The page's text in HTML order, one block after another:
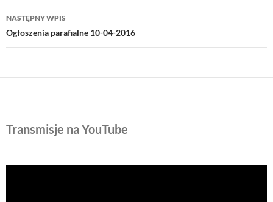
NASTĘPNY WPIS
Ogłoszenia parafialne 10-04-2016
Transmisje na YouTube